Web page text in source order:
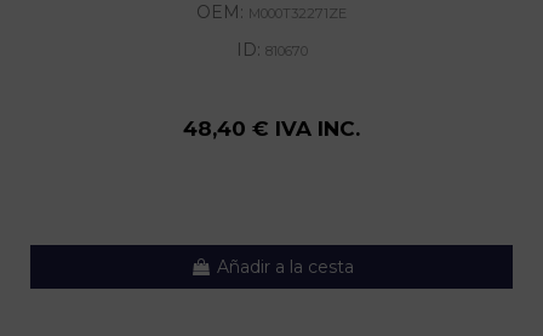
OEM: M000T32271ZE
ID: 810670
48,40 € IVA INC.
Añadir a la cesta